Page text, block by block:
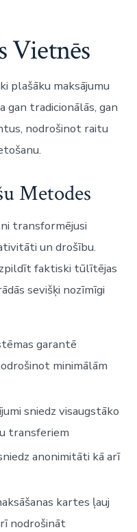
Vietnēs
plašāku maksājumu
tradicionālās, gan
nodrošinot raitu
Metodes
transformējusi
un drošību.
faktiski tūlītējas
sevišķi nozīmīgi
garantē
minimālām
sniedz visaugstāko
transferiem
anonimitāti kā arī
kartes ļauj
nodrošināt